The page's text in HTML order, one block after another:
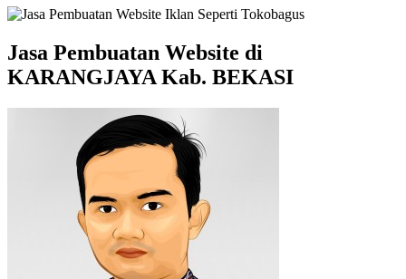
Jasa Pembuatan Website di
KARANGJAYA Kab. BEKASI